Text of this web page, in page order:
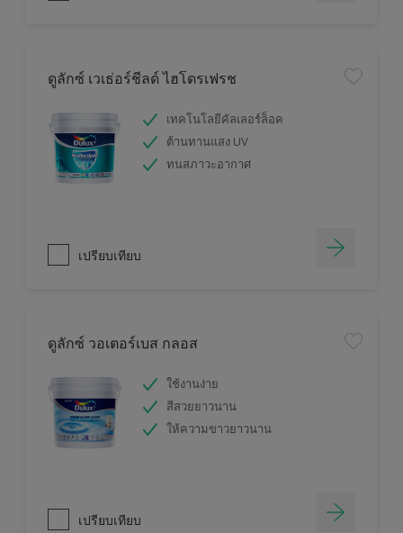
ดูลักซ์ เวเธ่อร์ชีลด์ ไฮโดรเฟรช
เทคโนโลยีคัลเลอร์ล็อค
ต้านทานแสง UV
ทนสภาวะอากาศ
เปรียบเทียบ
ดูลักซ์ วอเตอร์เบส กลอส
ใช้งานง่าย
สีสวยยาวนาน
ให้ความขาวยาวนาน
เปรียบเทียบ